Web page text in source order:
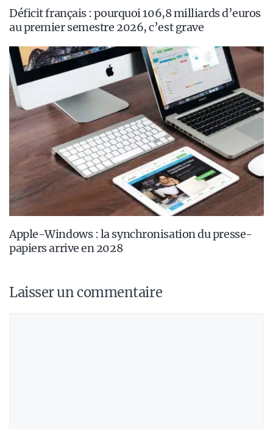
Déficit français : pourquoi 106,8 milliards d’euros
au premier semestre 2026, c’est grave
Apple-Windows : la synchronisation du presse-
papiers arrive en 2028
Laisser un commentaire